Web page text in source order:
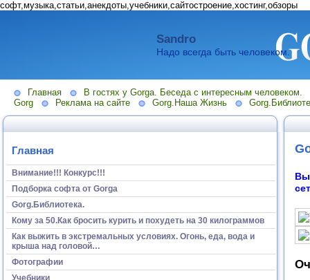
софт,музыка,статьи,анекдоты,учебники,сайтостроение,хостинг,обзоры
Sandro
Надо всегда быть человеком.
Главная
В гостях у Gorga. Беседа с интересным человеком.
Gorg
Реклама на сайте Gorg.Наша Жизнь
Главная
Внимание!!! Конкурс!!!
Подборка софта от Gorga
Gorg.Библиотека.
Кому за 50.Как бросить курить и похудеть на 30 килограммов
Как выжить в экстремальных условиях. Огонь, еда, вода и
крыша над головой…
Фотографии
Учебники
Вы